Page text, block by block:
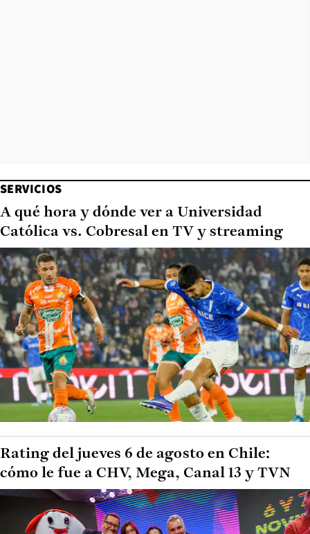
SERVICIOS
A qué hora y dónde ver a Universidad
Católica vs. Cobresal en TV y streaming
Rating del jueves 6 de agosto en Chile:
cómo le fue a CHV, Mega, Canal 13 y TVN